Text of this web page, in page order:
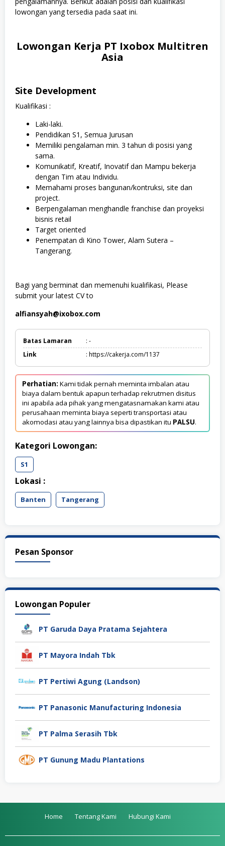
lowongan yang tersedia pada saat ini.
Lowongan Kerja PT Ixobox Multitren
Asia
Site Development
Kualifikasi :
Laki-laki.
Pendidikan S1, Semua Jurusan
Memiliki pengalaman min. 3 tahun di posisi yang
sama.
Komunikatif, Kreatif, Inovatif dan Mampu bekerja
dengan Tim atau Individu.
Memahami proses bangunan/kontruksi, site dan
project.
Berpengalaman menghandle franchise dan proyeksi
bisnis retail
Target oriented
Penempatan di Kino Tower, Alam Sutera –
Tangerang.
Bagi yang berminat dan memenuhi kualifikasi, Please
submit your latest CV to
alfiansyah@ixobox.com
Batas Lamaran
: -
Link
: https://cakerja.com/1137
Perhatian: Kami tidak pernah meminta imbalan atau
biaya dalam bentuk apapun terhadap rekrutmen disitus
ini apabila ada pihak yang mengatasnamakan kami atau
perusahaan meminta biaya seperti transportasi atau
akomodasi atau yang lainnya bisa dipastikan itu PALSU.
Kategori Lowongan:
S1
Lokasi :
Banten Tangerang
Pesan Sponsor
Lowongan Populer
PT Garuda Daya Pratama Sejahtera
PT Mayora Indah Tbk
PT Pertiwi Agung (Landson)
PT Panasonic Manufacturing Indonesia
PT Palma Serasih Tbk
PT Gunung Madu Plantations
Home Tentang Kami Hubungi Kami